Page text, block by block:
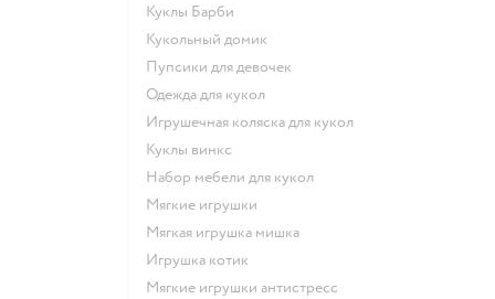
Куклы Барби
Кукольный домик
Пупсики для девочек
Одежда для кукол
Игрушечная коляска для кукол
Куклы винкс
Набор мебели для кукол
Мягкие игрушки
Мягкая игрушка мишка
Игрушка котик
Мягкие игрушки антистресс